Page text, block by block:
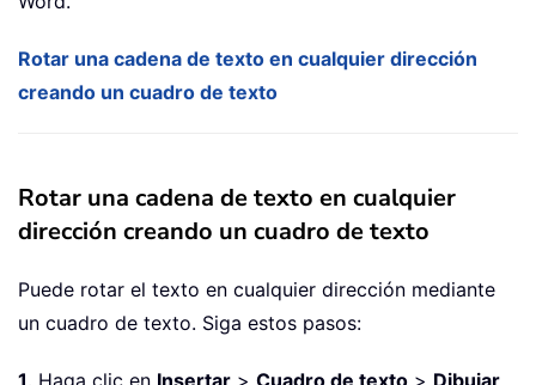
Rotar una cadena de texto en cualquier dirección
creando un cuadro de texto
Rotar una cadena de texto en cualquier
dirección creando un cuadro de texto
Puede rotar el texto en cualquier dirección mediante
un cuadro de texto. Siga estos pasos: